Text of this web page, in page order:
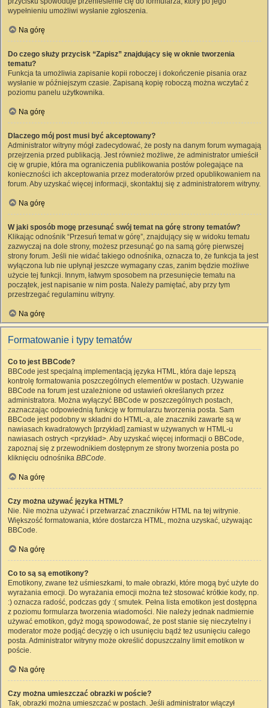
wypełnieniu umożliwi wysłanie zgłoszenia.
Na górę
Do czego służy przycisk “Zapisz” znajdujący się w oknie tworzenia
tematu?
Funkcja ta umożliwia zapisanie kopii roboczej i dokończenie pisania oraz
wysłanie w późniejszym czasie. Zapisaną kopię roboczą można wczytać z
poziomu panelu użytkownika.
Na górę
Dlaczego mój post musi być akceptowany?
Administrator witryny mógł zadecydować, że posty na danym forum wymagają
przejrzenia przed publikacją. Jest również możliwe, że administrator umieścił
cię w grupie, która ma ograniczenia publikowania postów polegające na
konieczności ich akceptowania przez moderatorów przed opublikowaniem na
forum. Aby uzyskać więcej informacji, skontaktuj się z administratorem witryny.
Na górę
W jaki sposób mogę przesunąć swój temat na górę strony tematów?
Klikając odnośnik “Przesuń temat w górę”, znajdujący się w widoku tematu
zazwyczaj na dole strony, możesz przesunąć go na samą górę pierwszej
strony forum. Jeśli nie widać takiego odnośnika, oznacza to, że funkcja ta jest
wyłączona lub nie upłynął jeszcze wymagany czas, zanim będzie możliwe
użycie tej funkcji. Innym, łatwym sposobem na przesunięcie tematu na
początek, jest napisanie w nim posta. Należy pamiętać, aby przy tym
przestrzegać regulaminu witryny.
Na górę
Formatowanie i typy tematów
Co to jest BBCode?
BBCode jest specjalną implementacją języka HTML, która daje lepszą
kontrolę formatowania poszczególnych elementów w postach. Używanie
BBCode na forum jest uzależnione od ustawień określanych przez
administratora. Można wyłączyć BBCode w poszczególnych postach,
zaznaczając odpowiednią funkcję w formularzu tworzenia posta. Sam
BBCode jest podobny w składni do HTML-a, ale znaczniki zawarte są w
nawiasach kwadratowych [przykład] zamiast w używanych w HTML-u
nawiasach ostrych <przykład>. Aby uzyskać więcej informacji o BBCode,
zapoznaj się z przewodnikiem dostępnym ze strony tworzenia posta po
kliknięciu odnośnika BBCode.
Na górę
Czy można używać języka HTML?
Nie. Nie można używać i przetwarzać znaczników HTML na tej witrynie.
Większość formatowania, które dostarcza HTML, można uzyskać, używając
BBCode.
Na górę
Co to są są emotikony?
Emotikony, zwane też uśmieszkami, to małe obrazki, które mogą być użyte do
wyrażania emocji. Do wyrażania emocji można też stosować krótkie kody, np.
:) oznacza radość, podczas gdy :( smutek. Pełna lista emotikon jest dostępna
z poziomu formularza tworzenia wiadomości. Nie należy jednak nadmiernie
używać emotikon, gdyż mogą spowodować, że post stanie się nieczytelny i
moderator może podjąć decyzję o ich usunięciu bądź też usunięciu całego
posta. Administrator witryny może określić dopuszczalny limit emotikon w
poście.
Na górę
Czy można umieszczać obrazki w poście?
Tak, obrazki można umieszczać w postach. Jeśli administrator włączył